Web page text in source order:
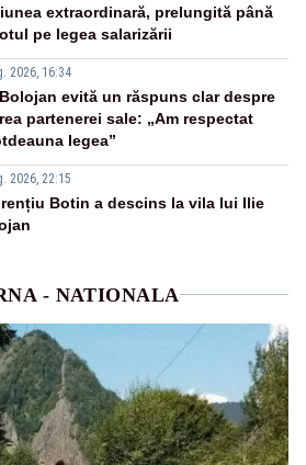
extraordinară, prelungită până
pe legea salarizării
2026, 16:34
evită un răspuns clar despre
partenerei sale: „Am respectat
legea”
2026, 22:15
Botin a descins la vila lui Ilie
- NATIONALA